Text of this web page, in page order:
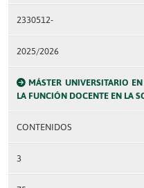
2330512-
2025/2026
MÁSTER UNIVERSITARIO
LA FUNCIÓN DOCENTE EN LA
CONTENIDOS
3